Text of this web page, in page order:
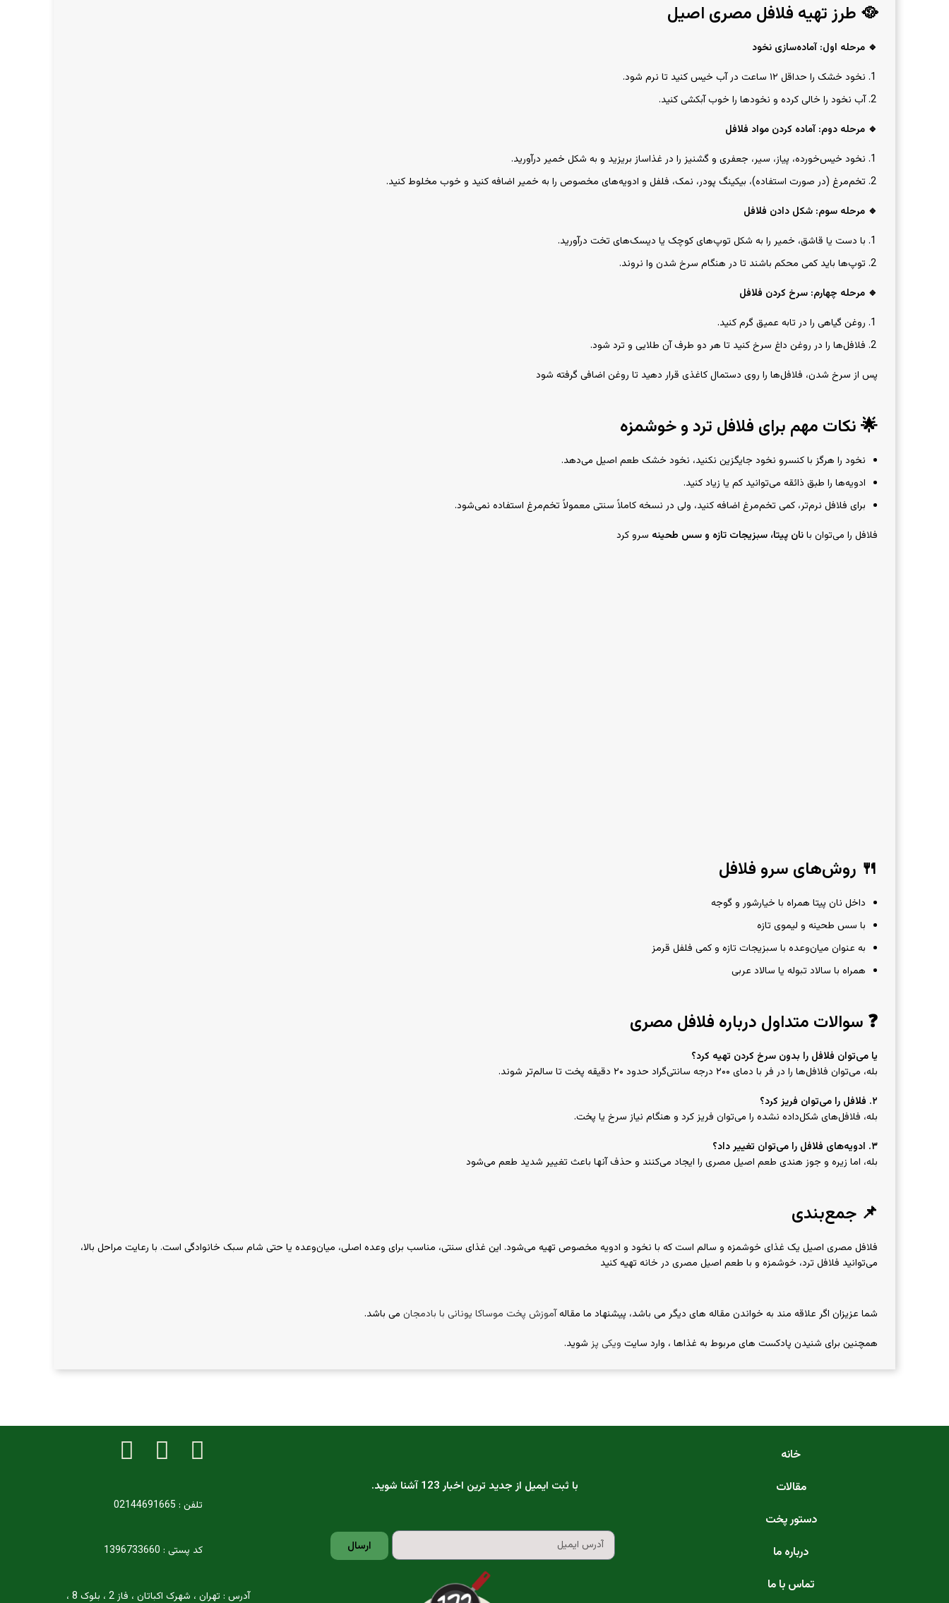
🥘 طرز تهیه فلافل مصری اصیل
🔹 مرحله اول: آماده‌سازی نخود
نخود خشک را حداقل ۱۲ ساعت در آب خیس کنید تا نرم شود.
آب نخود را خالی کرده و نخودها را خوب آبکشی کنید.
🔹 مرحله دوم: آماده کردن مواد فلافل
نخود خیس‌خورده، پیاز، سیر، جعفری و گشنیز را در غذاساز بریزید و به شکل خمیر درآورید.
تخم‌مرغ (در صورت استفاده)، بیکینگ پودر، نمک، فلفل و ادویه‌های مخصوص را به خمیر اضافه کنید و خوب مخلوط کنید.
🔹 مرحله سوم: شکل دادن فلافل
با دست یا قاشق، خمیر را به شکل توپ‌های کوچک یا دیسک‌های تخت درآورید.
توپ‌ها باید کمی محکم باشند تا در هنگام سرخ شدن وا نروند.
🔹 مرحله چهارم: سرخ کردن فلافل
روغن گیاهی را در تابه عمیق گرم کنید.
فلافل‌ها را در روغن داغ سرخ کنید تا هر دو طرف آن طلایی و ترد شود.
پس از سرخ شدن، فلافل‌ها را روی دستمال کاغذی قرار دهید تا روغن اضافی گرفته شود
🌟 نکات مهم برای فلافل ترد و خوشمزه
نخود را هرگز با کنسرو نخود جایگزین نکنید، نخود خشک طعم اصیل می‌دهد.
ادویه‌ها را طبق ذائقه می‌توانید کم یا زیاد کنید.
برای فلافل نرم‌تر، کمی تخم‌مرغ اضافه کنید، ولی در نسخه کاملاً سنتی معمولاً تخم‌مرغ استفاده نمی‌شود.
فلافل را می‌توان بانان پیتا، سبزیجات تازه و سس طحینه سرو کرد
🍴 روش‌های سرو فلافل
داخل نان پیتا همراه با خیارشور و گوجه
با سس طحینه و لیموی تازه
به عنوان میان‌وعده با سبزیجات تازه و کمی فلفل قرمز
همراه با سالاد تبوله یا سالاد عربی
❓ سوالات متداول درباره فلافل مصری
یا می‌توان فلافل را بدون سرخ کردن تهیه کرد؟
بله، می‌توان فلافل‌ها را در فر با دمای ۲۰۰ درجه سانتی‌گراد حدود ۲۰ دقیقه پخت تا سالم‌تر شوند.
۲. فلافل را می‌توان فریز کرد؟
بله، فلافل‌های شکل‌داده نشده را می‌توان فریز کرد و هنگام نیاز سرخ یا پخت.
۳. ادویه‌های فلافل را می‌توان تغییر داد؟
بله، اما زیره و جوز هندی طعم اصیل مصری را ایجاد می‌کنند و حذف آنها باعث تغییر شدید طعم می‌شود
📌 جمع‌بندی
فلافل مصری اصیل یک غذای خوشمزه و سالم است که با نخود و ادویه مخصوص تهیه می‌شود. این غذای سنتی، مناسب برای وعده اصلی، میان‌وعده یا حتی شام سبک خانوادگی است. با رعایت مراحل بالا،
می‌توانید فلافل ترد، خوشمزه و با طعم اصیل مصری در خانه تهیه کنید
شما عزیزان اگر علاقه مند به خواندن مقاله های دیگر می باشد، پیشنهاد ما مقالهآموزش پخت موساکا یونانی با بادمجان می باشد.
همچنین برای شنیدن پادکست های مربوط به غذاها ، وارد سایت ویکی پز شوید.
خانه
مقالات
دستور پخت
درباره ما
تماس با ما
با ثبت ایمیل از جدید ترین اخبار 123 آشنا شوید.
ارسال
تلفن : 02144691665
کد پستی : 1396733660
آدرس : تهران ، شهرک اکباتان ، فاز 2 ، بلوک 8 ،